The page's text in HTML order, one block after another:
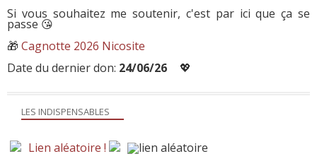
LES INDISPENSABLES
Lien aléatoire !
Si vous souhaitez me soutenir, c'est par ici que ça se
passe 😘
🎁 Cagnotte 2026 Nicosite
Date du dernier don: 24/06/26 💖